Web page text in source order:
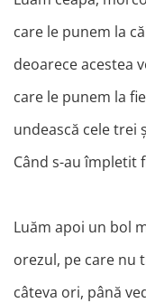
care le punem la
deoarece acestea
care le punem la
undească cele trei
Când s-au împletit
Luăm apoi un bol
orezul, pe care nu
câteva ori, până